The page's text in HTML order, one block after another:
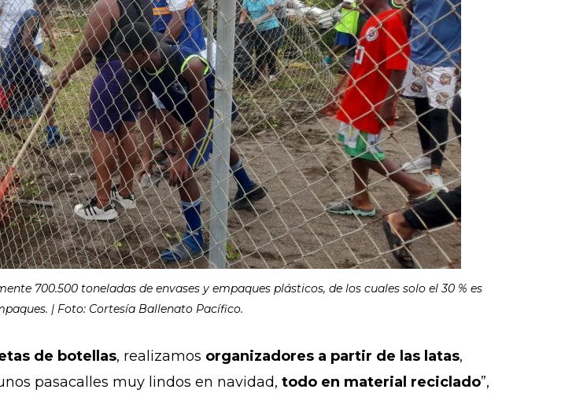
700.500 toneladas de envases y empaques plásticos, de los cuales solo el 30 % es
| Foto: Cortesía Ballenato Pacífico.
de botellas, realizamos organizadores a partir de las latas,
pasacalles muy lindos en navidad, todo en material reciclado”,